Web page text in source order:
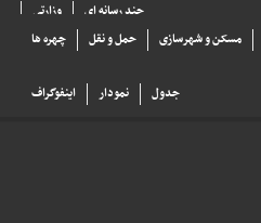
وزارتی
چند رسانه ای
چهره ها حمل و نقل مسکن و شهرسازی
اینفوگراف نمودار جدول